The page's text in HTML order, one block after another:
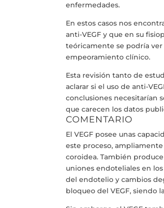
enfermedades.
En estos casos nos
anti-VEGF y que en su
teóricamente se podría
empeoramiento clínico.
Esta revisión tanto de
aclarar si el uso de anti-
conclusiones necesitarían
que carecen los datos
COMENTARIO
El VEGF posee unas
este proceso,
coroidea. También
uniones endoteliales en
del endotelio y cambios
bloqueo del VEGF, siendo